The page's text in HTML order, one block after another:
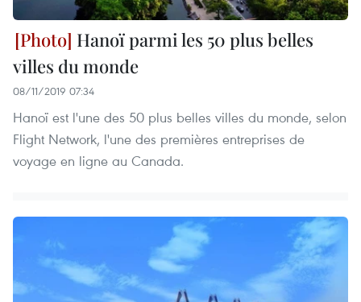
Hanoï parmi les 50 plus belles
villes du monde
08/11/2019 07:34
Hanoï est l'une des 50 plus belles villes du monde, selon
Flight Network, l'une des premières entreprises de
voyage en ligne au Canada.